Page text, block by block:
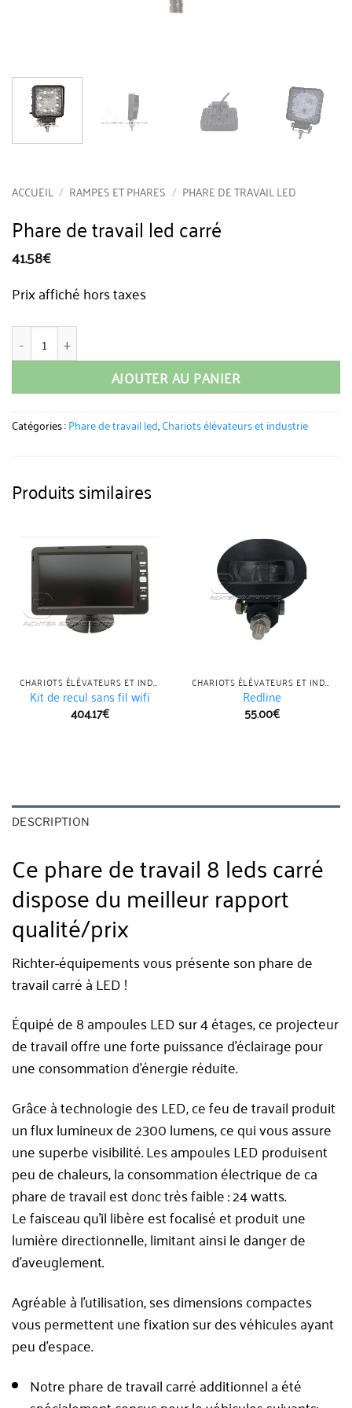
ACCUEIL / RAMPES ET PHARES / PHARE DE TRAVAIL LED
Phare de travail led carré
41.58€
Prix affiché hors taxes
quantité de Phare de travail led carré
AJOUTER AU PANIER
Catégories :Phare de travail led,Chariots élévateurs et industrie
Produits similaires
CHARIOTS ÉLÉVATEURS ET INDUSTRIE
Kit de recul sans fil wifi
404.17€
CHARIOTS ÉLÉVATEURS ET INDUSTRIE
Redline
55.00€
DESCRIPTION
Ce phare de travail 8 leds carré
dispose du meilleur rapport
qualité/prix
Richter-équipements vous présente son phare de
travail carré à LED !
Équipé de 8 ampoules LED sur 4 étages, ce projecteur
de travail offre une forte puissance d’éclairage pour
une consommation d’énergie réduite.
Grâce à technologie des LED, ce feu de travail produit
un flux lumineux de 2300 lumens, ce qui vous assure
une superbe visibilité. Les ampoules LED produisent
peu de chaleurs, la consommation électrique de ca
phare de travail est donc très faible : 24 watts.
Le faisceau qu’il libère est focalisé et produit une
lumière directionnelle, limitant ainsi le danger de
d’aveuglement.
Agréable à l’utilisation, ses dimensions compactes
vous permettent une fixation sur des véhicules ayant
peu d’espace.
Notre phare de travail carré additionnel a été